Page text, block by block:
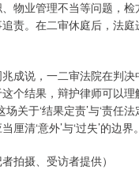
物业管理不当等问题，
责。在二审休庭后，法
成说，一二审法院在判
个结果，辩护律师可以
关于‘结果定责’与‘责任
厘清‘意外’与‘过失’的边界
拍摄、受访者提供）